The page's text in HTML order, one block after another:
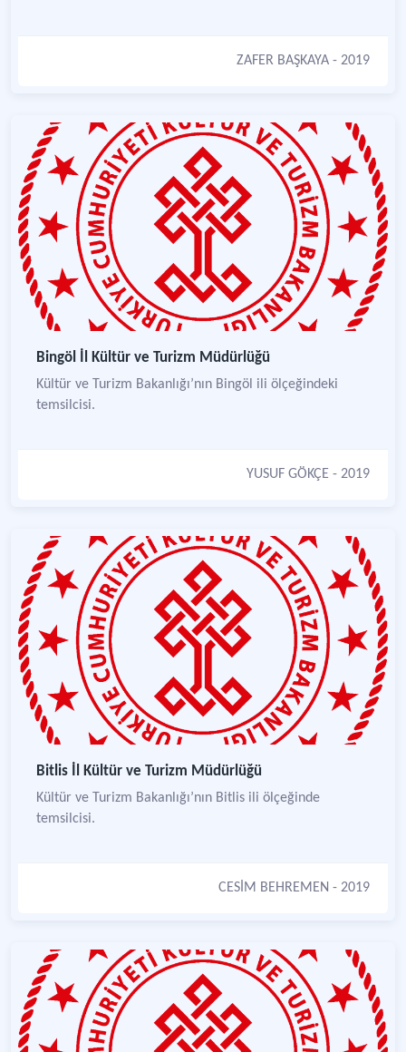
ZAFER BAŞKAYA - 2019
Bingöl İl Kültür ve Turizm Müdürlüğü
Kültür ve Turizm Bakanlığı’nın Bingöl ili ölçeğindeki
temsilcisi.
YUSUF GÖKÇE - 2019
Bitlis İl Kültür ve Turizm Müdürlüğü
Kültür ve Turizm Bakanlığı’nın Bitlis ili ölçeğinde
temsilcisi.
CESİM BEHREMEN - 2019